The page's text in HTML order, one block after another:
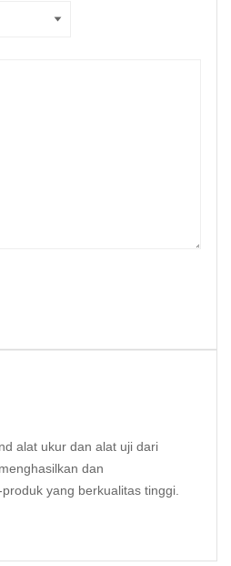
alat ukur dan alat uji dari
dan
yang berkualitas tinggi.